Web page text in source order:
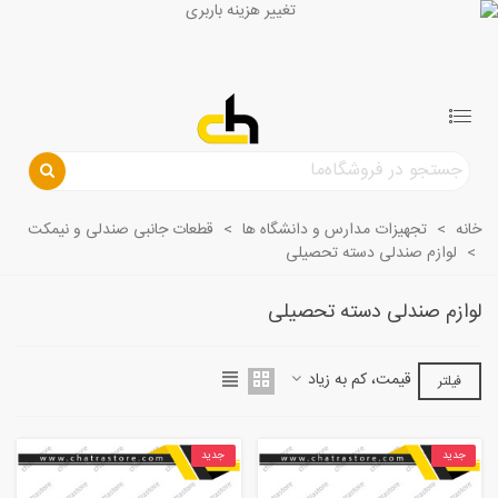
خانه > تجهیزات مدارس و دانشگاه ها > قطعات جانبی صندلی و نیمکت
> لوازم صندلی دسته تحصیلی
لوازم صندلی دسته تحصیلی
فیلتر قیمت، کم به زیاد
جدید جدید